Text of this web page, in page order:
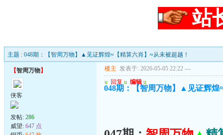
站
主题 : 048期：【智周万物】▲见证辉煌≈【精算六肖】≈从未被超越！
【智周万物】
侠客
发帖: 286
威望: 647 点
楼主 发表于: 2026-05-05 22:22 ---
u 回复 u 编辑 u
048期：【智周万物】▲见证辉煌